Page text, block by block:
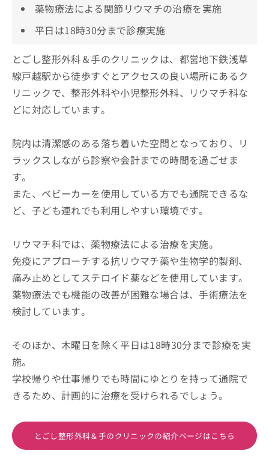
薬物療法による関節リウマチの治療を実施
平日は18時30分まで診療実施
とごし整形外科＆手のクリニックは、都営地下鉄浅草
線戸越駅から徒歩すぐとアクセスの良い場所にあるク
リニックで、整形外科や小児整形外科、リウマチ科な
どに対応しています。
院内は清潔感のある落ち着いた空間となっており、リ
ラックスしながら診察や会計までの時間を過ごせま
す。
また、ベビーカーを使用している方でも通院できるな
ど、子ども連れでも利用しやすい環境です。
リウマチ科では、薬物療法による治療を実施。
免疫にアプローチする抗リウマチ薬や生物学的製剤、
痛み止めとしてステロイド薬などを使用しています。
薬物療法でも機能の改善が困難な場合は、手術療法を
検討しています。
そのほか、木曜日を除く平日は18時30分まで診療を実
施。
学校帰りや仕事帰りでも時間にゆとりを持って通院で
きるため、計画的に治療を受けられるでしょう。
とごし整形外科＆手のクリニックの紹介ページはこちら